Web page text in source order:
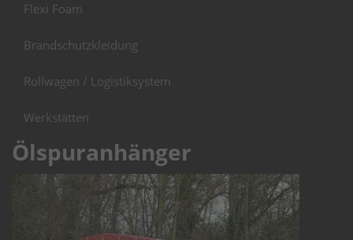
Flexi Foam
Brandschutzkleidung
Rollwagen / Logistiksystem
Werkstätten
Ölspuranhänger